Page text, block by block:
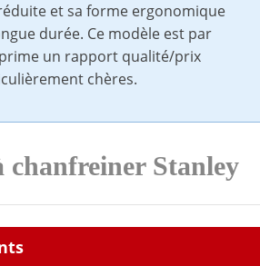
et sa forme ergonomique
durée. Ce modèle est par
un rapport qualité/prix
chères.
chanfreiner Stanley